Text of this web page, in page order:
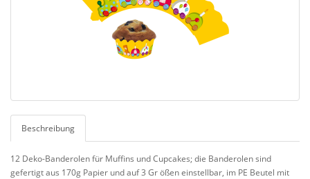
Beschreibung
12 Deko-Banderolen für Muffins und Cupcakes; die Banderolen sind
gefertigt aus 170g Papier und auf 3 Gr ößen einstellbar, im PE Beutel mit